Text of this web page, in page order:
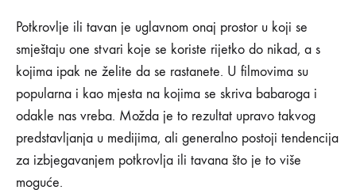
NIKADA
NE
IZAĐETE
OVIH
POTKROVLJA!
Željećete
da
nikada
ne
izađete
Potkrovlje ili tavan je uglavnom onaj prostor u koji se
smještaju one stvari koje se koriste rijetko do nikad, a s
kojima ipak ne želite da se rastanete. U filmovima su
popularna i kao mjesta na kojima se skriva babaroga i
odakle nas vreba. Možda je to rezultat upravo takvog
predstavljanja u medijima, ali generalno postoji tendencija
za izbjegavanjem potkrovlja ili tavana što je to više
moguće.